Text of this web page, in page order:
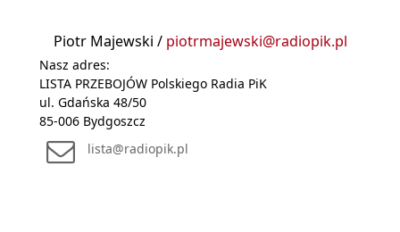
Piotr Majewski / piotrmajewski@radiopik.pl
Nasz adres:
LISTA PRZEBOJÓW Polskiego Radia PiK
ul. Gdańska 48/50
85-006 Bydgoszcz
lista@radiopik.pl